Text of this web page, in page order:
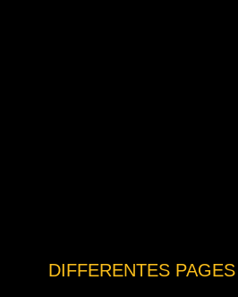
DIFFERENTES PAGES